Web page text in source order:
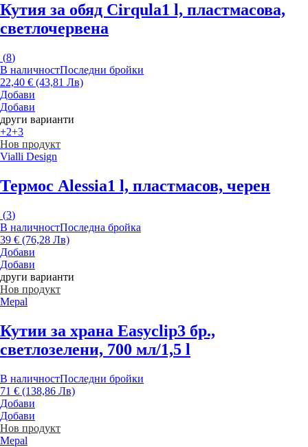
Кутия за обяд Cirqula1 l, пластмасова,
светлочервена
(8)
В наличностПоследни бройки
22,40 € (43,81 Лв)
Добави
Добави
други варианти
+2+3
Нов продукт
Vialli Design
Термос Alessia1 l, пластмасов, черен
(3)
В наличностПоследна бройка
39 € (76,28 Лв)
Добави
Добави
други варианти
Нов продукт
Mepal
Кутии за храна Easyclip3 бр.,
светлозелени, 700 мл/1,5 l
В наличностПоследни бройки
71 € (138,86 Лв)
Добави
Добави
Нов продукт
Mepal